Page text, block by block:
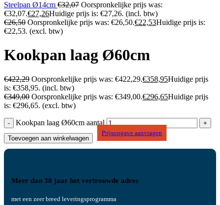
Steelpan Ø14cm €32,07 Oorspronkelijke prijs was:
€32,07.€27,26Huidige prijs is: €27,26. (incl. btw)
€26,50 Oorspronkelijke prijs was: €26,50.€22,53Huidige prijs is:
€22,53. (excl. btw)
Kookpan laag Ø60cm
€422,29 Oorspronkelijke prijs was: €422,29.€358,95Huidige prijs
is: €358,95. (incl. btw)
€349,00 Oorspronkelijke prijs was: €349,00.€296,65Huidige prijs
is: €296,65. (excl. btw)
Kookpan laag Ø60cm aantal
Toevoegen aan winkelwagen
Prijsopgave aanvragen
Meer dan 30 jaar het vertrouwde adres
met een zeer breed leveringsprogramma